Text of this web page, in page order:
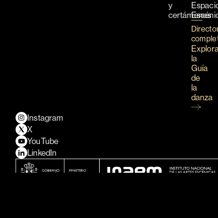
y
certámenes
la
Guía
de
la
danza
Instagram
X
YouTube
LinkedIn